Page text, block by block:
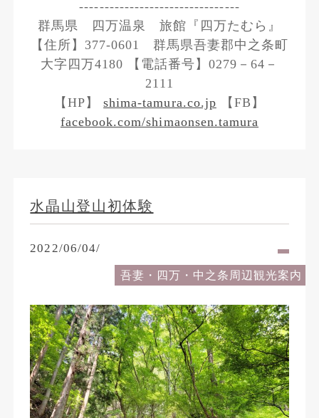
--------------------------------
群馬県 四万温泉 旅館『四万たむら』
【住所】377-0601 群馬県吾妻郡中之条町
大字四万4180 【電話番号】0279－64－
2111
【HP】shima-tamura.co.jp 【FB】
facebook.com/shimaonsen.tamura
水晶山登山初体験
2022/06/04/
吾妻・四万・中之条周辺観光案内